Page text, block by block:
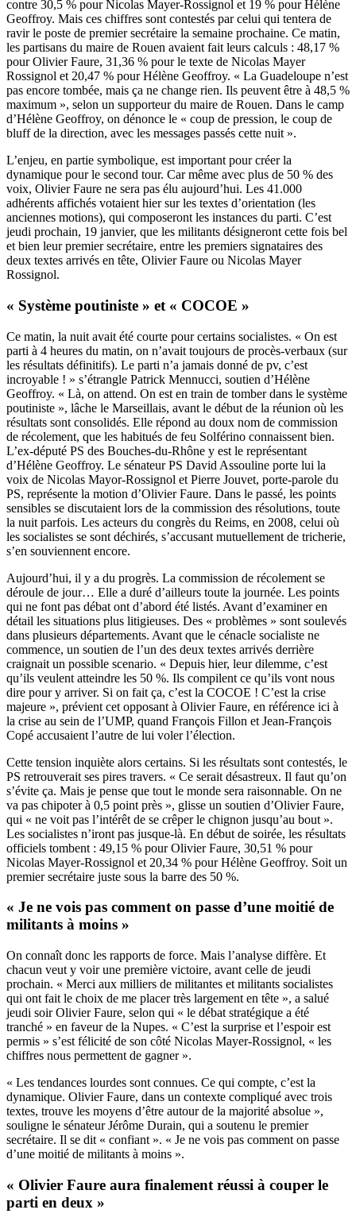
contre 30,5 % pour Nicolas Mayer-Rossignol et 19 % pour Hélène
Geoffroy. Mais ces chiffres sont contestés par celui qui tentera de
ravir le poste de premier secrétaire la semaine prochaine. Ce matin,
les partisans du maire de Rouen avaient fait leurs calculs : 48,17 %
pour Olivier Faure, 31,36 % pour le texte de Nicolas Mayer
Rossignol et 20,47 % pour Hélène Geoffroy. « La Guadeloupe n’est
pas encore tombée, mais ça ne change rien. Ils peuvent être à 48,5 %
maximum », selon un supporteur du maire de Rouen. Dans le camp
d’Hélène Geoffroy, on dénonce le « coup de pression, le coup de
bluff de la direction, avec les messages passés cette nuit ».
L’enjeu, en partie symbolique, est important pour créer la
dynamique pour le second tour. Car même avec plus de 50 % des
voix, Olivier Faure ne sera pas élu aujourd’hui. Les 41.000
adhérents affichés votaient hier sur les textes d’orientation (les
anciennes motions), qui composeront les instances du parti. C’est
jeudi prochain, 19 janvier, que les militants désigneront cette fois bel
et bien leur premier secrétaire, entre les premiers signataires des
deux textes arrivés en tête, Olivier Faure ou Nicolas Mayer
Rossignol.
« Système poutiniste » et « COCOE »
Ce matin, la nuit avait été courte pour certains socialistes. « On est
parti à 4 heures du matin, on n’avait toujours de procès-verbaux (sur
les résultats définitifs). Le parti n’a jamais donné de pv, c’est
incroyable ! » s’étrangle Patrick Mennucci, soutien d’Hélène
Geoffroy. « Là, on attend. On est en train de tomber dans le système
poutiniste », lâche le Marseillais, avant le début de la réunion où les
résultats sont consolidés. Elle répond au doux nom de commission
de récolement, que les habitués de feu Solférino connaissent bien.
L’ex-député PS des Bouches-du-Rhône y est le représentant
d’Hélène Geoffroy. Le sénateur PS David Assouline porte lui la
voix de Nicolas Mayor-Rossignol et Pierre Jouvet, porte-parole du
PS, représente la motion d’Olivier Faure. Dans le passé, les points
sensibles se discutaient lors de la commission des résolutions, toute
la nuit parfois. Les acteurs du congrès du Reims, en 2008, celui où
les socialistes se sont déchirés, s’accusant mutuellement de tricherie,
s’en souviennent encore.
Aujourd’hui, il y a du progrès. La commission de récolement se
déroule de jour… Elle a duré d’ailleurs toute la journée. Les points
qui ne font pas débat ont d’abord été listés. Avant d’examiner en
détail les situations plus litigieuses. Des « problèmes » sont soulevés
dans plusieurs départements. Avant que le cénacle socialiste ne
commence, un soutien de l’un des deux textes arrivés derrière
craignait un possible scenario. « Depuis hier, leur dilemme, c’est
qu’ils veulent atteindre les 50 %. Ils compilent ce qu’ils vont nous
dire pour y arriver. Si on fait ça, c’est la COCOE ! C’est la crise
majeure », prévient cet opposant à Olivier Faure, en référence ici à
la crise au sein de l’UMP, quand François Fillon et Jean-François
Copé accusaient l’autre de lui voler l’élection.
Cette tension inquiète alors certains. Si les résultats sont contestés, le
PS retrouverait ses pires travers. « Ce serait désastreux. Il faut qu’on
s’évite ça. Mais je pense que tout le monde sera raisonnable. On ne
va pas chipoter à 0,5 point près », glisse un soutien d’Olivier Faure,
qui « ne voit pas l’intérêt de se crêper le chignon jusqu’au bout ».
Les socialistes n’iront pas jusque-là. En début de soirée, les résultats
officiels tombent : 49,15 % pour Olivier Faure, 30,51 % pour
Nicolas Mayer-Rossignol et 20,34 % pour Hélène Geoffroy. Soit un
premier secrétaire juste sous la barre des 50 %.
« Je ne vois pas comment on passe d’une moitié de
militants à moins »
On connaît donc les rapports de force. Mais l’analyse diffère. Et
chacun veut y voir une première victoire, avant celle de jeudi
prochain. « Merci aux milliers de militantes et militants socialistes
qui ont fait le choix de me placer très largement en tête », a salué
jeudi soir Olivier Faure, selon qui « le débat stratégique a été
tranché » en faveur de la Nupes. « C’est la surprise et l’espoir est
permis » s’est félicité de son côté Nicolas Mayer-Rossignol, « les
chiffres nous permettent de gagner ».
« Les tendances lourdes sont connues. Ce qui compte, c’est la
dynamique. Olivier Faure, dans un contexte compliqué avec trois
textes, trouve les moyens d’être autour de la majorité absolue »,
souligne le sénateur Jérôme Durain, qui a soutenu le premier
secrétaire. Il se dit « confiant ». « Je ne vois pas comment on passe
d’une moitié de militants à moins ».
« Olivier Faure aura finalement réussi à couper le
parti en deux »